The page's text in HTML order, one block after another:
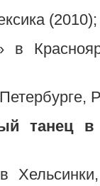
(2010);
в
танец
в